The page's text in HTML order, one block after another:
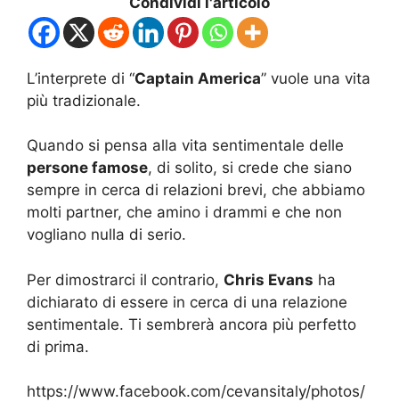
L’interprete di “Captain America” vuole una vita
più tradizionale.
Quando si pensa alla vita sentimentale delle
persone famose, di solito, si crede che siano
sempre in cerca di relazioni brevi, che abbiamo
molti partner, che amino i drammi e che non
vogliano nulla di serio.
Per dimostrarci il contrario, Chris Evans ha
dichiarato di essere in cerca di una relazione
sentimentale. Ti sembrerà ancora più perfetto
di prima.
https://www.facebook.com/cevansitaly/photos/